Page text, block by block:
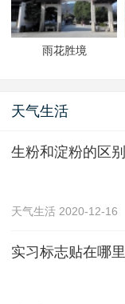
雨花胜境
天气生活
生粉和淀粉的区别
天气生活 2020-12-16
实习标志贴在哪里